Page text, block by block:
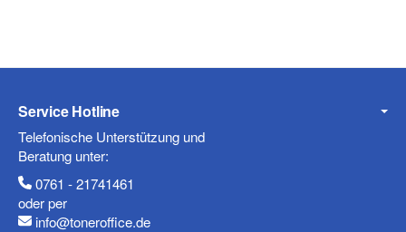
Service Hotline
Telefonische Unterstützung und
Beratung unter:
0761 - 21741461
oder per
info@toneroffice.de